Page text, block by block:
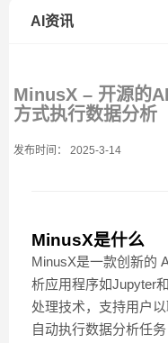
AI资讯
MinusX – 开源的
方式执行数据分析
发布时间： 2025-3-14
MinusX是什么
MinusX是一款创新的
析应用程序如Jupyter
处理技术，支持用户
自动执行数据分析任